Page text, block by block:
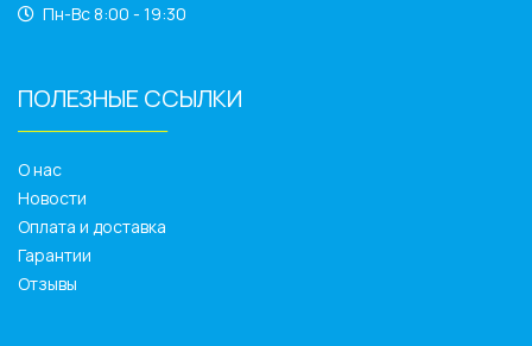
Пн-Вс 8:00 - 19:30
ПОЛЕЗНЫЕ ССЫЛКИ
О нас
Новости
Оплата и доставка
Гарантии
Отзывы